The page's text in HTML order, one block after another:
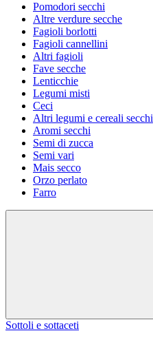
Pomodori secchi
Altre verdure secche
Fagioli borlotti
Fagioli cannellini
Altri fagioli
Fave secche
Lenticchie
Legumi misti
Ceci
Altri legumi e cereali secchi
Aromi secchi
Semi di zucca
Semi vari
Mais secco
Orzo perlato
Farro
Sottoli e sottaceti